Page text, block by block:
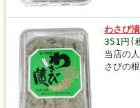
わさび
351円(
当店の
さびの